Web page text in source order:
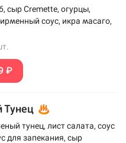
сыр Cremette, огурцы,
соус, икра масаго,
₽
Тунец
тунец, лист салата, соус
для запекания, сыр